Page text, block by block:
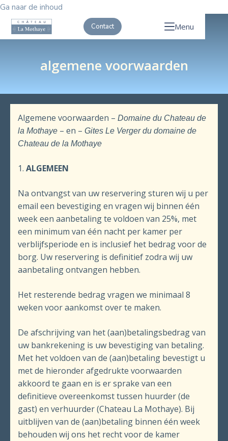
Ga naar de inhoud
Contact Menu
algemene voorwaarden
Algemene voorwaarden – Domaine du Chateau de
la Mothaye – en – Gites Le Verger du domaine de
Chateau de la Mothaye
1. ALGEMEEN
Na ontvangst van uw reservering sturen wij u per
email een bevestiging en vragen wij binnen één
week een aanbetaling te voldoen van 25%, met
een minimum van één nacht per kamer per
verblijfsperiode en is inclusief het bedrag voor de
borg. Uw reservering is definitief zodra wij uw
aanbetaling ontvangen hebben.
Het resterende bedrag vragen we minimaal 8
weken voor aankomst over te maken.
De afschrijving van het (aan)betalingsbedrag van
uw bankrekening is uw be­ves­ti­ging van betaling.
Met het voldoen van de (aan)betaling bevestigt u
met de hieronder afgedrukte voor­waarden
akkoord te gaan en is er sprake van een
definitieve overeenkomst tussen huurder (de
gast) en verhuurder (Chateau La Mothaye). Bij
uitblijven van de (aan)betaling binnen één week
behouden wij ons het recht voor de kamer